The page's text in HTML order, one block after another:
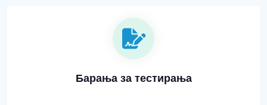
Барања за тестирања